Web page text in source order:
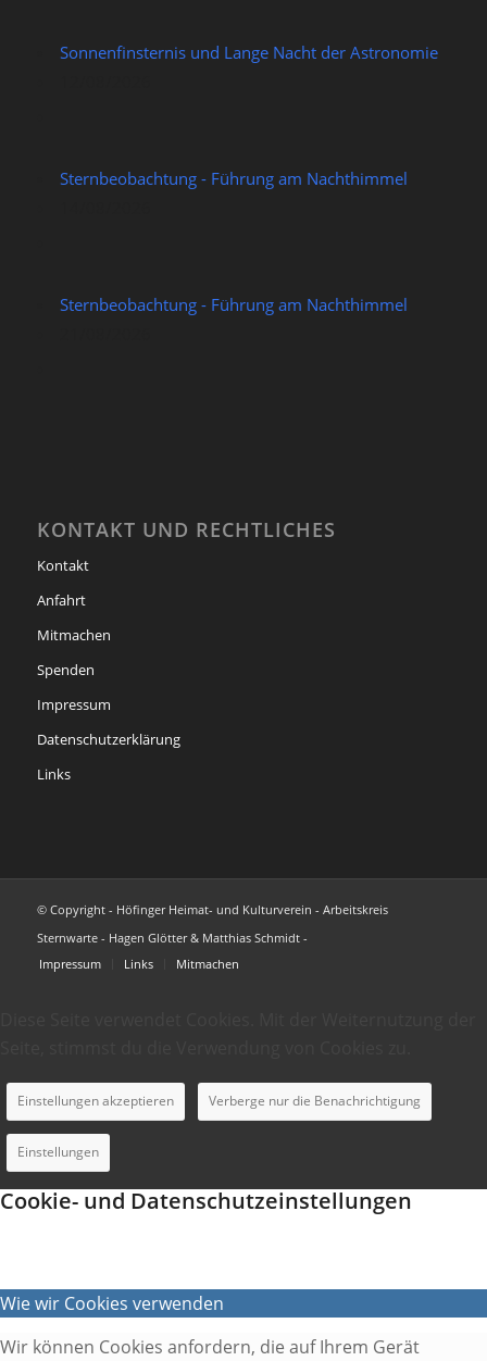
Sonnenfinsternis und Lange Nacht der Astronomie
Sternbeobachtung - Führung am Nachthimmel
Sternbeobachtung - Führung am Nachthimmel
KONTAKT UND RECHTLICHES
Kontakt
Anfahrt
Mitmachen
Spenden
Impressum
Datenschutzerklärung
Links
© Copyright - Höfinger Heimat- und Kulturverein - Arbeitskreis
Sternwarte - Hagen Glötter & Matthias Schmidt -
Impressum
Links Mitmachen
Einstellungen akzeptieren Verberge nur die Benachrichtigung
Einstellungen
Cookie- und Datenschutzeinstellungen
Wie wir Cookies verwenden
Wir können Cookies anfordern, die auf Ihrem Gerät